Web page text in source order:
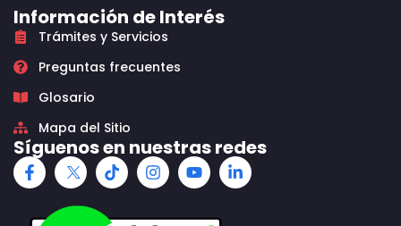
Información de Interés
Trámites y Servicios
Preguntas frecuentes
Glosario
Mapa del Sitio
Síguenos en nuestras redes